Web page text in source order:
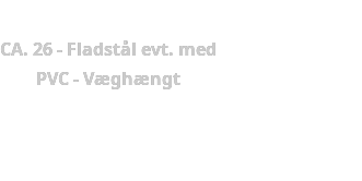
CA. 26 - Fladstål evt. med
PVC - Væghængt